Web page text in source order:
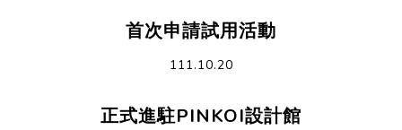
首次申請試用活動
111.10.20
正式進駐PINKOI設計館